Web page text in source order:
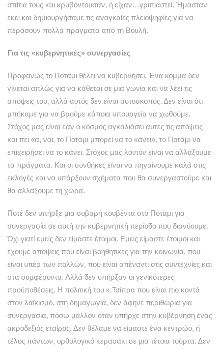
σπίτια τους και κρυβόντουσαν, ή είχαν…γριπιαστεί. Ήμασταν
εκεί και δημιουργήσαμε τις αναγκαίες πλειοψηφίες για να
περάσουν πολλά πράγματα από τη Βουλή.
Για τις «κυβερνητικές» συνεργασίες
Προφανώς το Ποτάμι θέλει να κυβερνήσει. Ένα κόμμα δεν
γίνεται απλώς για να κάθεται σε μια γωνία και να λέει τις
απόψεις του, αλλά αυτός δεν είναι αυτοσκοπός. Δεν είναι ότι
μπήκαμε για να βρούμε κάποια υπουργεία να χωθούμε.
Στόχος μας είναι εάν ο κόσμος αγκαλιάσει αυτές τις απόψεις
και πει «α, ναι, το Ποτάμι μπορεί να το κάνει», το Ποτάμι να
επιχειρήσει να το κάνει. Στόχος μας λοιπόν είναι να αλλάξουμε
τα πράγματα. Και οι συνθήκες είναι να πηγαίνουμε καλά στις
εκλογές και να υπάρξουν σχήματα που θα συνεργαστούμε και
θα αλλάξουμε τη χώρα.
Ποτέ δεν υπήρξε μια σοβαρή κουβέντα στο Ποτάμι για
συνεργασία σε αυτή την κυβερνητική περίοδο που διανύουμε.
Όχι γιατί εμείς δεν είμαστε έτοιμοι. Εμείς είμαστε έτοιμοι και
έχουμε απόψεις που είναι βοηθητικές για την κοινωνία, που
είναι υπέρ των πολλών, που είναι απέναντι στις συντεχνίες και
στα συμφέροντα. Αλλά δεν υπήρξαν οι γενικότερες
προϋποθέσεις. Η πολιτική του κ.Τσίπρα που είναι πιο κοντά
στον λαϊκισμό, στη δημαγωγία, δεν άφηνε περιθώρια για
συνεργασία, πόσω μάλλον όταν υπήρχε στην κυβέρνηση ένας
ακροδεξιός εταίρος. Δεν θέλαμε να είμαστε ένα κεντρώο, ή
τέλος πάντων, ορθολογικό κερασάκι σε μια τέτοια τούρτα. Δεν